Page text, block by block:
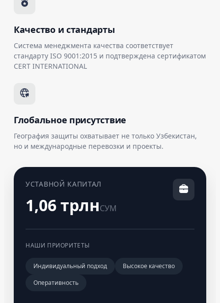
Качество и стандарты
Система менеджмента качества соответствует
стандарту ISO 9001:2015 и подтверждена сертификатом
CERT INTERNATIONAL
Глобальное присутствие
География защиты охватывает не только Узбекистан,
но и международные перевозки и проекты.
УСТАВНОЙ КАПИТАЛ
1,06 трлнСУМ
НАШИ ПРИОРИТЕТЫ
Индивидуальный подход
Высокое качество
Оперативность